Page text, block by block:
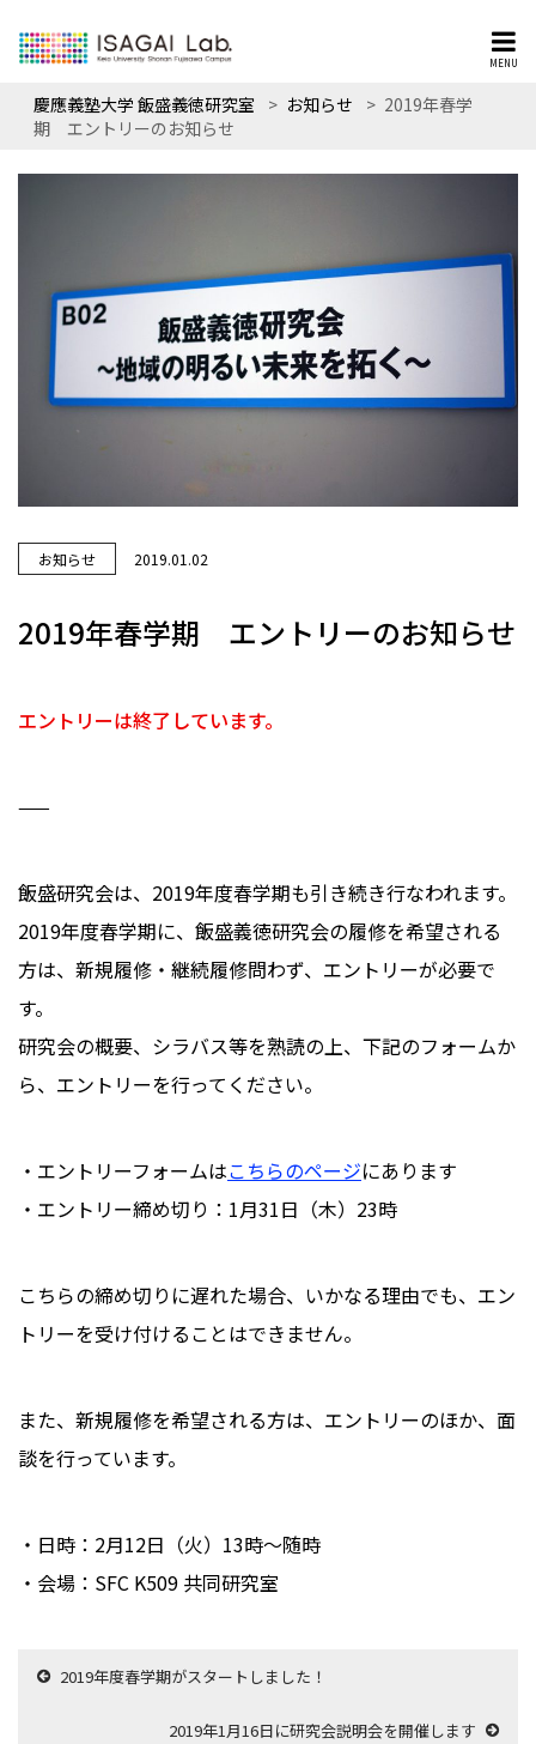
MENU
慶應義塾大学 飯盛義徳研究室 > お知らせ > 2019年春学
期 エントリーのお知らせ
お知らせ 2019.01.02
2019年春学期 エントリーのお知らせ
エントリーは終了しています。
——
飯盛研究会は、2019年度春学期も引き続き行なわれます。
2019年度春学期に、飯盛義徳研究会の履修を希望される
方は、新規履修・継続履修問わず、エントリーが必要で
す。
研究会の概要、シラバス等を熟読の上、下記のフォームか
ら、エントリーを行ってください。
・エントリーフォームはこちらのページにあります
・エントリー締め切り：1月31日（木）23時
こちらの締め切りに遅れた場合、いかなる理由でも、エン
トリーを受け付けることはできません。
また、新規履修を希望される方は、エントリーのほか、面
談を行っています。
・日時：2月12日（火）13時〜随時
・会場：SFC K509 共同研究室
2019年度春学期がスタートしました！
2019年1月16日に研究会説明会を開催します